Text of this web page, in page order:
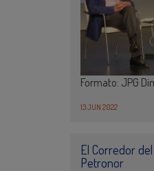
Formato: JPG
13 JUN 2022
El Corredor
Petronor